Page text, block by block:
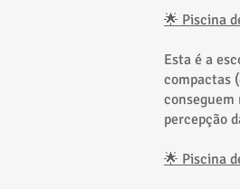
🌟 Piscina
Esta é a
compactas
percepção
🌟 Piscina